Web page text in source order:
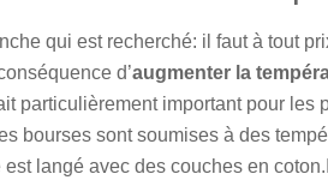
qui est recherché: il faut à tout
d’augmenter la
particulièrement important pour les
bourses sont soumises à des
est langé avec des couches en